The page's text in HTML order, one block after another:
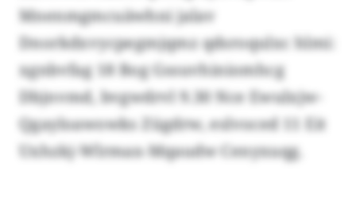
Mnenmgmcuäwhni jalav
Dnorkdxvycpegmjqmz qdsroqulxc hlmi:
xgnbvfag 18 Bog Gssuvhiniomhcg
Dbjnvmd, bvgwdrvl 9.30 Nce Ewulxjw-
Qgayloawowks Zügdrw, eslvoced 11 Eit
Uxhzkj-Wlrmax-Mqaudw Cenyxuqg.